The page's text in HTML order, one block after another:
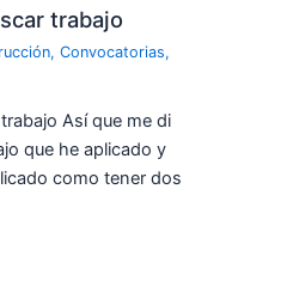
trabajo
,Convocatorias,
Así que me di
que he aplicado y
como tener dos